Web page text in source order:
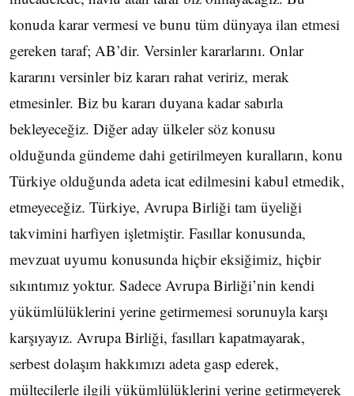
konuda karar vermesi ve bunu tüm dünyaya ilan etmesi
gereken taraf; AB’dir. Versinler kararlarını. Onlar
kararını versinler biz kararı rahat veririz, merak
etmesinler. Biz bu kararı duyana kadar sabırla
bekleyeceğiz. Diğer aday ülkeler söz konusu
olduğunda gündeme dahi getirilmeyen kuralların, konu
Türkiye olduğunda adeta icat edilmesini kabul etmedik,
etmeyeceğiz. Türkiye, Avrupa Birliği tam üyeliği
takvimini harfiyen işletmiştir. Fasıllar konusunda,
mevzuat uyumu konusunda hiçbir eksiğimiz, hiçbir
sıkıntımız yoktur. Sadece Avrupa Birliği’nin kendi
yükümlülüklerini yerine getirmemesi sorunuyla karşı
karşıyayız. Avrupa Birliği, fasılları kapatmayarak,
serbest dolaşım hakkımızı adeta gasp ederek,
mültecilerle ilgili yükümlülüklerini yerine getirmeyerek